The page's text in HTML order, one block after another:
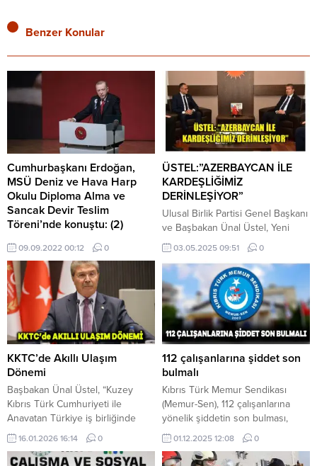
Benzer Konular
Cumhurbaşkanı Erdoğan,
MSÜ Deniz ve Hava Harp
Okulu Diploma Alma ve
Sancak Devir Teslim
Töreni’nde konuştu: (2)
Cumhurbaşkanı Recep Tayyip
Erdoğan, "Ülkemizin yaklaşık 40
yılına mal olan terör saldırılarında
sadece milletimizin değerlerine
ve varlığına ...
09.09.2022 00:12 0
ÜSTEL:”AZERBAYCAN İLE
KARDEŞLİĞİMİZ
DERİNLEŞİYOR”
Ulusal Birlik Partisi Genel Başkanı
ve Başbakan Ünal Üstel, Yeni
Azerbaycan Partisi Milletvekili
Ramil Hasan’ı kabul ederek
görüştü. UBP Genel Merkezi’nde
gerçekleşen görüşmede, UBP
Genel Sekreteri Oğuzhan
Hasipoğlu, UBP Gençlik Kolları
Başkanları ve Başbakan Üstel’in
Hukuk Danışmanı Hamza Ruso da
hazır bulundu.
AZERBAYCAN’DAN KKTC’YE
SELAM VE DESTEK Ramil Hasan,
Başbakan...
03.05.2025 09:51 0
KKTC’de Akıllı Ulaşım
Dönemi
Başbakan Ünal Üstel, “Kuzey
Kıbrıs Türk Cumhuriyeti ile
Anavatan Türkiye iş birliğinde
hayata geçirdiğimiz bir başka
vizyonu, vatandaşlarımızın can
güvenliğini merkeze alan bir
16.01.2026 16:14 0
112 çalışanlarına şiddet son
bulmalı
Kıbrıs Türk Memur Sendikası
(Memur-Sen), 112 çalışanlarına
yönelik şiddetin son bulması,
beklenen yasal düzenlemenin
yapılması ve çalışanların hak
ettikleri terfi sınavlarına
01.12.2025 12:08 0